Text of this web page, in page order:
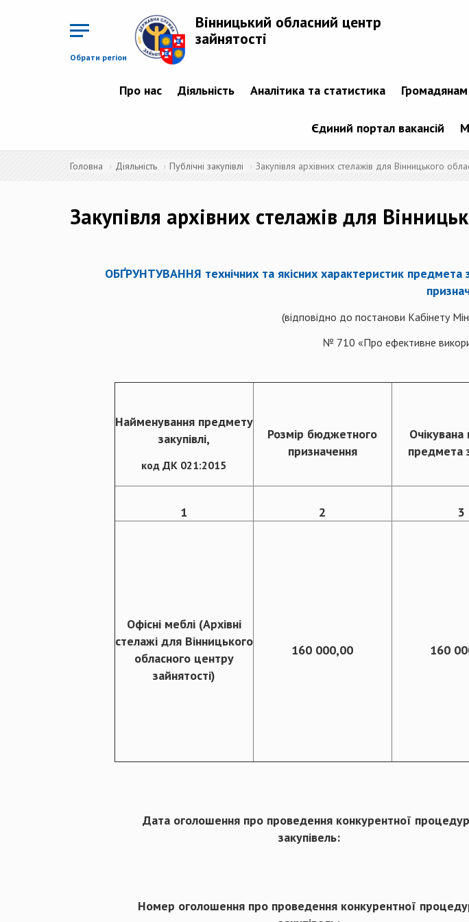
Обрати регіон
Вінницький обласний центр
зайнятості
Про нас Діяльність Аналітика та статистика Громадянам
Єдиний портал вакансій
Головна Діяльність Публічні закупівлі Закупівля архівних стелажів для Вінницького
Закупівля архівних стелажів для
ОБҐРУНТУВАННЯ технічних та якісних характеристик предмета
(відповідно до постанови Кабінету
№ 710 «Про ефективне
Найменування предмету
закупівлі,
код ДК 021:2015
Розмір бюджетного
призначення
Очікувана
предмета
1 2 3
Офісні меблі (Архівні
стелажі для Вінницького
обласного центру
зайнятості)
160 000,00 160
Дата оголошення про проведення конкурентної
закупівель:
Номер оголошення про проведення конкурентної